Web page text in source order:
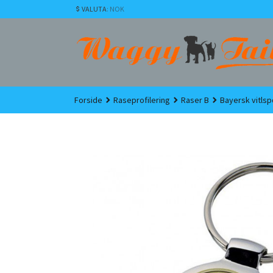
til
VALUTA: NOK
Forside Raseprofilering Raser B Bayersk